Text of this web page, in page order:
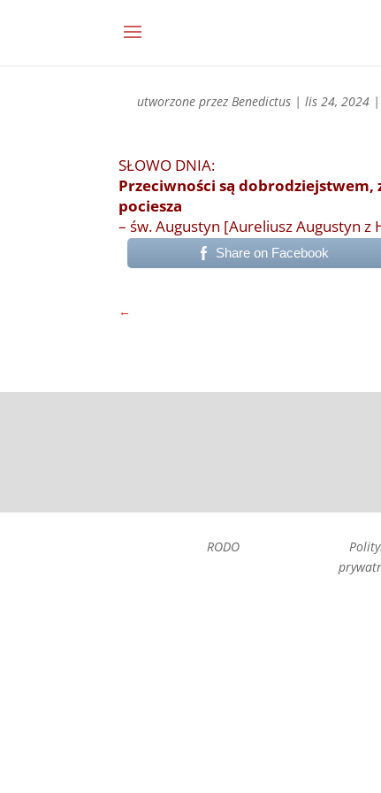
utworzone przezBenedictus |lis 24, 2024
SŁOWO DNIA:
Przeciwności są dobrodziejstwem,
pociesza
– św. Augustyn [Aureliusz Augustyn z
Share on Facebook
←
RODO